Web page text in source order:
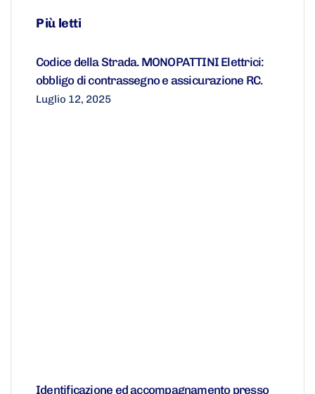
Più letti
Codice della Strada. MONOPATTINI Elettrici:
obbligo di contrassegno e assicurazione RC.
Luglio 12, 2025
Identificazione ed accompagnamento presso